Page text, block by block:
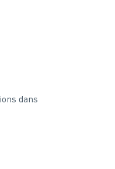
dans